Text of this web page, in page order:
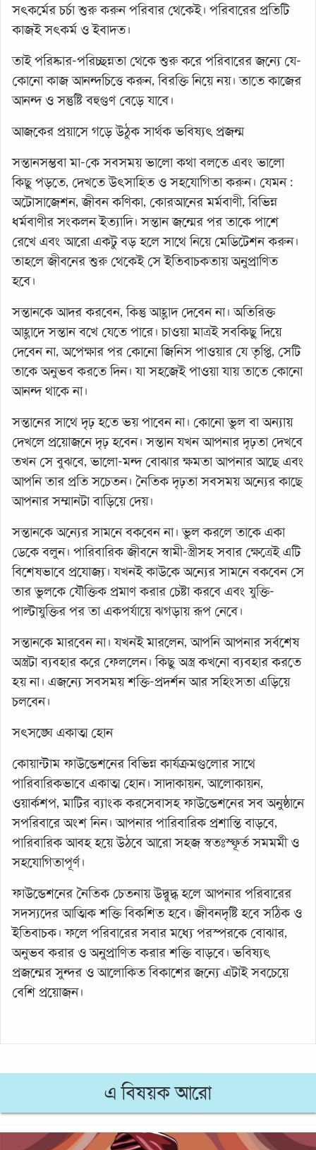
সৎকর্মের চর্চা শুরু করুন পরিবার থেকেই। পরিবারের প্রতিটি
কাজই সৎকর্ম ও ইবাদত।
তাই পরিষ্কার-পরিচ্ছন্নতা থেকে শুরু করে পরিবারের জন্যে যে-
কোনো কাজ আনন্দচিত্তে করুন, বিরক্তি নিয়ে নয়। তাতে কাজের
আনন্দ ও সন্তুষ্টি বহুগুণ বেড়ে যাবে।
আজকের প্রয়াসে গড়ে উঠুক সার্থক ভবিষ্যৎ প্রজন্ম
সন্তানসম্ভবা মা-কে সবসময় ভালো কথা বলতে এবং ভালো
কিছু পড়তে, দেখতে উৎসাহিত ও সহযোগিতা করুন। যেমন :
অটোসাজেশন, জীবন কণিকা, কোরআনের মর্মবাণী, বিভিন্ন
ধর্মবাণীর সংকলন ইত্যাদি। সন্তান জন্মের পর তাকে পাশে
রেখে এবং আরো একটু বড় হলে সাথে নিয়ে মেডিটেশন করুন।
তাহলে জীবনের শুরু থেকেই সে ইতিবাচকতায় অনুপ্রাণিত
হবে।
সন্তানকে আদর করবেন, কিন্তু আহ্লাদ দেবেন না। অতিরিক্ত
আহ্লাদে সন্তান বখে যেতে পারে। চাওয়া মাত্রই সবকিছু দিয়ে
দেবেন না, অপেক্ষার পর কোনো জিনিস পাওয়ার যে তৃপ্তি, সেটি
তাকে অনুভব করতে দিন। যা সহজেই পাওয়া যায় তাতে কোনো
আনন্দ থাকে না।
সন্তানের সাথে দৃঢ় হতে ভয় পাবেন না। কোনো ভুল বা অন্যায়
দেখলে প্রয়োজনে দৃঢ় হবেন। সন্তান যখন আপনার দৃঢ়তা দেখবে
তখন সে বুঝবে, ভালো-মন্দ বোঝার ক্ষমতা আপনার আছে এবং
আপনি তার প্রতি সচেতন। নৈতিক দৃঢ়তা সবসময় অন্যের কাছে
আপনার সম্মানটা বাড়িয়ে দেয়।
সন্তানকে অন্যের সামনে বকবেন না। ভুল করলে তাকে একা
ডেকে বলুন। পারিবারিক জীবনে স্বামী-স্ত্রীসহ সবার ক্ষেত্রেই এটি
বিশেষভাবে প্রযোজ্য। যখনই কাউকে অন্যের সামনে বকবেন সে
তার ভুলকে যৌক্তিক প্রমাণ করার চেষ্টা করবে এবং যুক্তি-
পাল্টাযুক্তির পর তা একপর্যায়ে ঝগড়ায় রূপ নেবে।
সন্তানকে মারবেন না। যখনই মারলেন, আপনি আপনার সর্বশেষ
অস্ত্রটা ব্যবহার করে ফেললেন। কিছু অস্ত্র কখনো ব্যবহার করতে
হয় না। এজন্যে সবসময় শক্তি-প্রদর্শন আর সহিংসতা এড়িয়ে
চলবেন।
সৎসঙ্ঘে একাত্ম হোন
কোয়ান্টাম ফাউন্ডেশনের বিভিন্ন কার্যক্রমগুলোর সাথে
পারিবারিকভাবে একাত্ম হোন। সাদাকায়ন, আলোকায়ন,
ওয়ার্কশপ, মাটির ব্যাংক করসেবাসহ ফাউন্ডেশনের সব অনুষ্ঠানে
সপরিবারে অংশ নিন। আপনার পারিবারিক প্রশান্তি বাড়বে,
পারিবারিক আবহ হয়ে উঠবে আরো সহজ স্বতঃস্ফূর্ত সমমর্মী ও
সহযোগিতাপূর্ণ।
ফাউন্ডেশনের নৈতিক চেতনায় উদ্বুদ্ধ হলে আপনার পরিবারের
সদস্যদের আত্মিক শক্তি বিকশিত হবে। জীবনদৃষ্টি হবে সঠিক ও
ইতিবাচক। ফলে পরিবারের সবার মধ্যে পরস্পরকে বোঝার,
অনুভব করার ও অনুপ্রাণিত করার শক্তি বাড়বে। ভবিষ্যৎ
প্রজন্মের সুন্দর ও আলোকিত বিকাশের জন্যে এটাই সবচেয়ে
বেশি প্রয়োজন।
এ বিষয়ক আরো